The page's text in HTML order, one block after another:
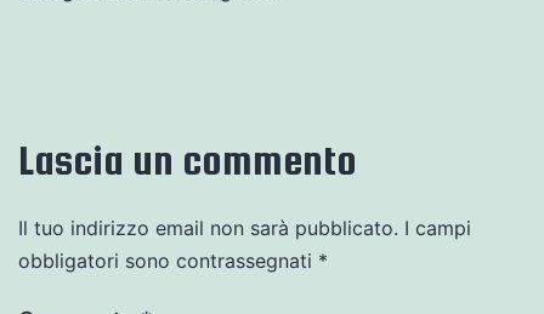
Lascia un commento
Il tuo indirizzo email non sarà pubblicato. I campi
obbligatori sono contrassegnati *